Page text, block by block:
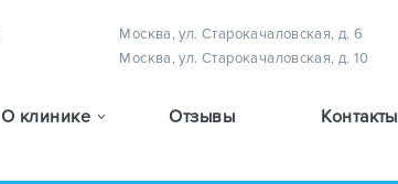
Москва, ул. Старокачаловская, д. 6
Москва, ул. Старокачаловская, д. 10
О клинике Отзывы Контакты